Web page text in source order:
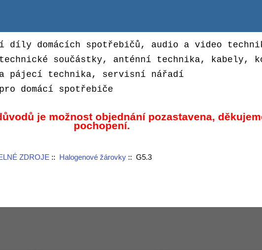
díly domácích spotřebičů, audio a video
součástky, anténní technika, kabely,
pájecí technika, servisní nářadí
domácí spotřebiče
je možnost objednání pozastavena,
pochopení.
ZDROJE :: Halogenové žárovky:: G5.3